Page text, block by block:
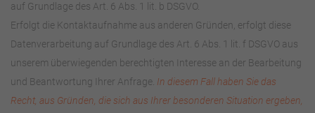
auf Grundlage des Art. 6 Abs. 1 lit. b DSGVO.
Erfolgt die Kontaktaufnahme aus anderen Gründen, erfolgt diese
Datenverarbeitung auf Grundlage des Art. 6 Abs. 1 lit. f DSGVO aus
unserem überwiegenden berechtigten Interesse an der Bearbeitung
und Beantwortung Ihrer Anfrage. In diesem Fall haben Sie das
Recht, aus Gründen, die sich aus Ihrer besonderen Situation ergeben,